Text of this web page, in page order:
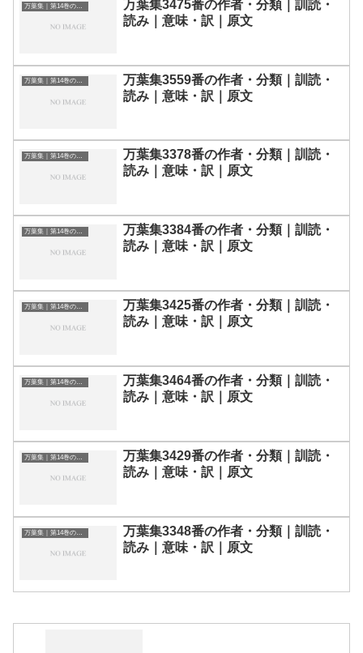
万葉集｜第14巻の和歌一覧
万葉集3475番の作者・分類｜訓読・
読み｜意味・訳｜原文
万葉集｜第14巻の和歌一覧
万葉集3559番の作者・分類｜訓読・
読み｜意味・訳｜原文
万葉集｜第14巻の和歌一覧
万葉集3378番の作者・分類｜訓読・
読み｜意味・訳｜原文
万葉集｜第14巻の和歌一覧
万葉集3384番の作者・分類｜訓読・
読み｜意味・訳｜原文
万葉集｜第14巻の和歌一覧
万葉集3425番の作者・分類｜訓読・
読み｜意味・訳｜原文
万葉集｜第14巻の和歌一覧
万葉集3464番の作者・分類｜訓読・
読み｜意味・訳｜原文
万葉集｜第14巻の和歌一覧
万葉集3429番の作者・分類｜訓読・
読み｜意味・訳｜原文
万葉集｜第14巻の和歌一覧
万葉集3348番の作者・分類｜訓読・
読み｜意味・訳｜原文